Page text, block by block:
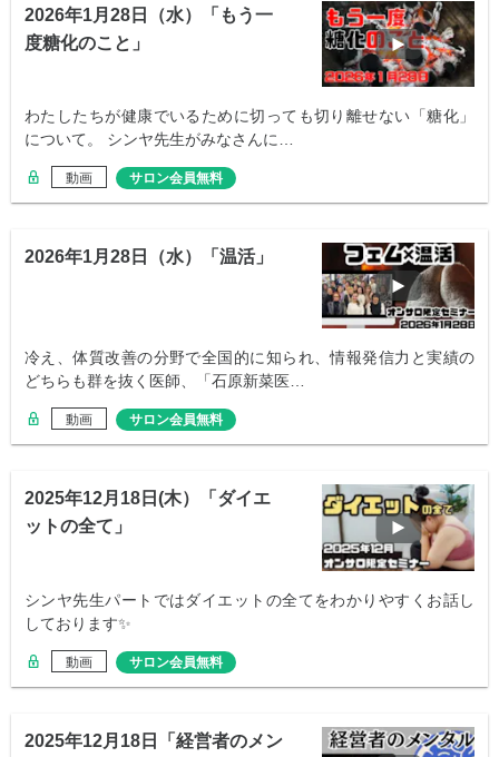
2026年1月28日（水）「もう一
度糖化のこと」
わたしたちが健康でいるために切っても切り離せない「糖化」
について。 シンヤ先生がみなさんに…
動画 サロン会員無料
2026年1月28日（水）「温活」
冷え、体質改善の分野で全国的に知られ、情報発信力と実績の
どちらも群を抜く医師、「石原新菜医…
動画 サロン会員無料
2025年12月18日(木）「ダイエ
ットの全て」
シンヤ先生パートではダイエットの全てをわかりやすくお話し
しております✨
動画 サロン会員無料
2025年12月18日「経営者のメン